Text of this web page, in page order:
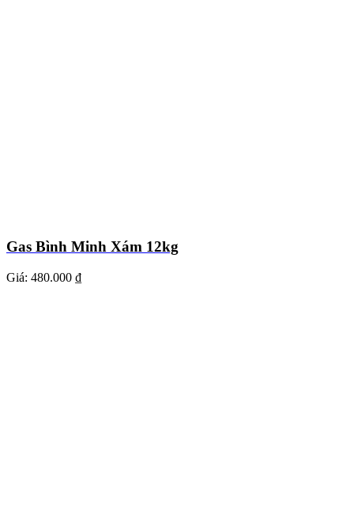
Gas Bình Minh Xám 12kg
Giá: 480.000 ₫